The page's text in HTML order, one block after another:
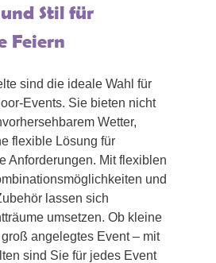
Stil für
Feiern
sind die ideale Wahl für
Events. Sie bieten nicht
Wetter,
flexible Lösung für
Anforderungen. Mit flexiblen
und
lassen sich
umsetzen. Ob kleine
angelegtes Event – mit
sind Sie für jedes Event